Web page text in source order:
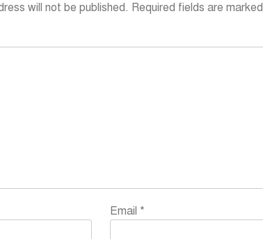
will not be published. Required fields are marked
Email *